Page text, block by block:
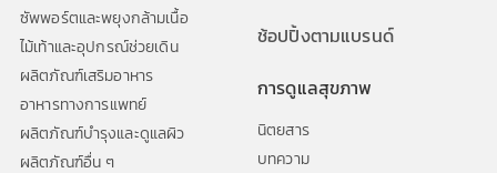
ซัพพอร์ตและพยุงกล้ามเนื้อ
ไม้เท้าและอุปกรณ์ช่วยเดิน
ผลิตภัณฑ์เสริมอาหาร
อาหารทางการแพทย์
ผลิตภัณฑ์บำรุงและดูแลผิว
ผลิตภัณฑ์อื่น ๆ
ช้อปปิ้งตามแบรนด์
การดูแลสุขภาพ
นิตยสาร
บทความ